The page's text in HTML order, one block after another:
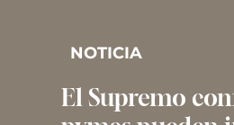
NOTICIA
El Supremo